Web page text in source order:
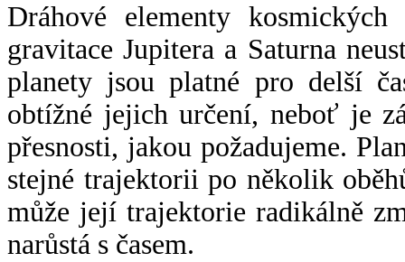
Dráhové elementy
gravitace Jupitera a Saturna
planety jsou platné pro delší
obtížné jejich určení, neboť je
přesnosti, jakou požadujeme.
stejné trajektorii po několik
může její trajektorie radikálně
narůstá s časem.